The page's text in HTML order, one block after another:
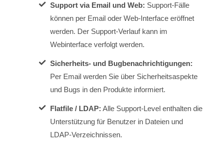
Support via Email und Web: Support-Fälle
können per Email oder Web-Interface eröffnet
werden. Der Support-Verlauf kann im
Webinterface verfolgt werden.
Sicherheits- und Bugbenachrichtigungen:
Per Email werden Sie über Sicherheitsaspekte
und Bugs in den Produkte informiert.
Flatfile / LDAP: Alle Support-Level enthalten die
Unterstützung für Benutzer in Dateien und
LDAP-Verzeichnissen.